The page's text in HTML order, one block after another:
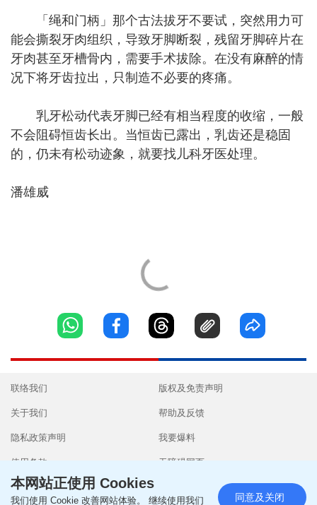
「绳和门柄」那个古法拔牙不要试，突然用力可
能会撕裂牙肉组织，导致牙脚断裂，残留牙脚碎片在
牙肉甚至牙槽骨内，需要手术拔除。在没有麻醉的情
况下将牙齿拉出，只制造不必要的疼痛。
乳牙松动代表牙脚已经有相当程度的收缩，一般
不会阻碍恒齿长出。当恒齿已露出，乳齿还是稳固
的，仍未有松动迹象，就要找儿科牙医处理。
潘雄威
联络我们
关于我们
隐私政策声明
使用条款
版权及免责声明
帮助及反馈
我要爆料
无障碍网页
本网站正使用 Cookies
我们使用 Cookie 改善网站体验。 继续使用我们 同意及关闭